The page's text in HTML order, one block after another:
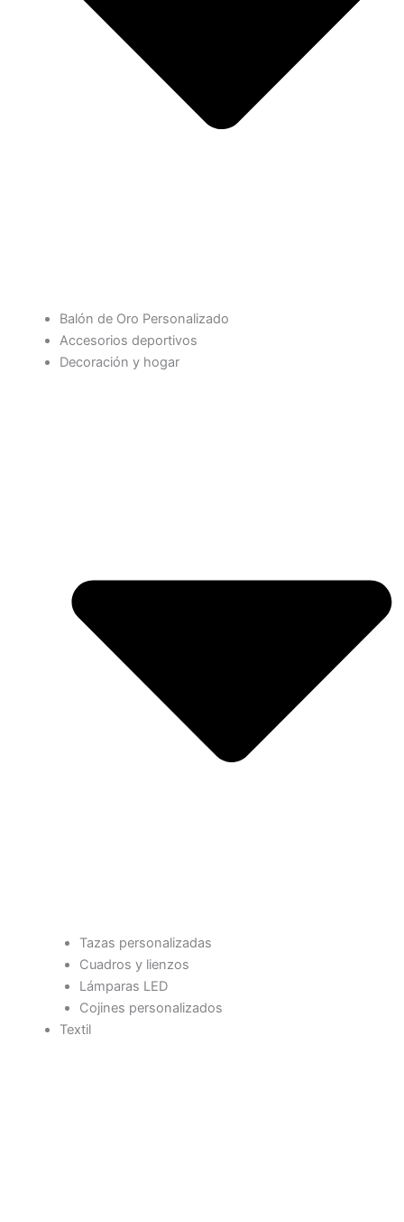
Balón de Oro Personalizado
Accesorios deportivos
Decoración y hogar
Tazas personalizadas
Cuadros y lienzos
Lámparas LED
Cojines personalizados
Textil